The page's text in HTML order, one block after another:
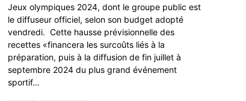
Jeux olympiques 2024, dont le groupe public est
le diffuseur officiel, selon son budget adopté
vendredi. Cette hausse prévisionnelle des
recettes «financera les surcoûts liés à la
préparation, puis à la diffusion de fin juillet à
septembre 2024 du plus grand événement
sportif…